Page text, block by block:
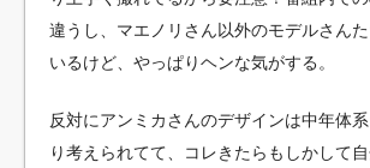
違うし、マエノリさん以外のモデルさん
いるけど、やっぱりヘンな気がする。
反対にアンミカさんのデザインは中年体
り考えられてて、コレきたらもしかして